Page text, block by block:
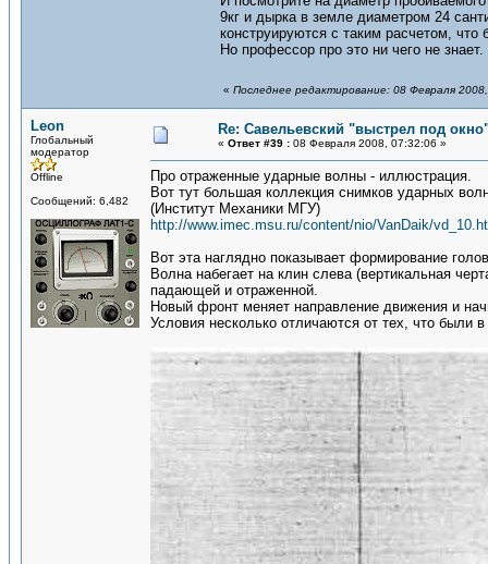
9кг и дырка в земле диаметром 24
конструируются с таким расчетом,
Но профессор про это ни чего не знает.
« Последнее редактирование: 08 Февраля
Leon
Глобальный
модератор
Offline
Сообщений: 6,482
Re: Савельевский "выстрел под
« Ответ #39 : 08 Февраля 2008, 07:32:06 »
Про отраженные ударные волны - иллюстрация.
Вот тут большая коллекция снимков ударных
(Институт Механики МГУ)
http://www.imec.msu.ru/content/nio/VanDaik/
Вот эта наглядно показывает формирование
Волна набегает на клин слева (вертикальная
падающей и отраженной.
Новый фронт меняет направление движения и
Условия несколько отличаются от тех, что были